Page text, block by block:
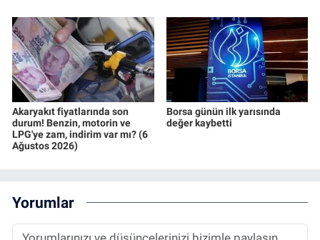
Akaryakıt fiyatlarında son
durum! Benzin, motorin ve
LPG'ye zam, indirim var mı? (6
Ağustos 2026)
Borsa günün ilk yarısında
değer kaybetti
Yorumlar